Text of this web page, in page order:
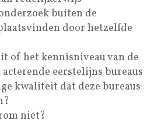
buiten de
door hetzelfde
of het kennisniveau van de
eerstelijns bureaus
kwaliteit dat deze bureaus
niet?